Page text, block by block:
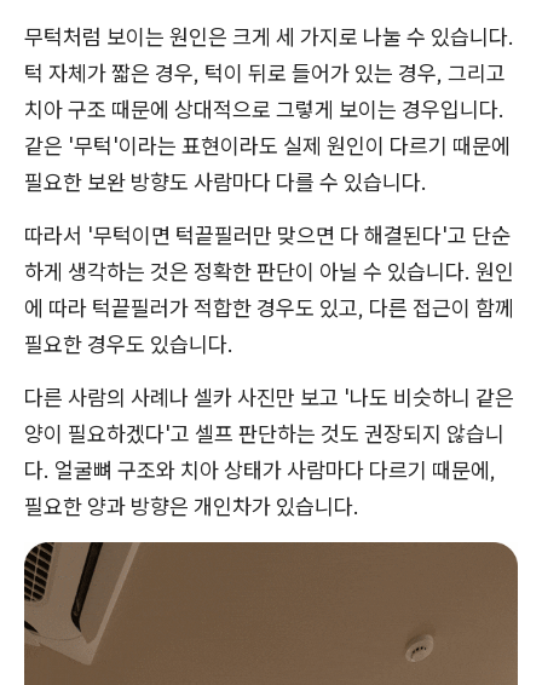
무턱처럼 보이는 원인은 크게 세 가지로 나눌 수 있습니다.
턱 자체가 짧은 경우, 턱이 뒤로 들어가 있는 경우, 그리고
치아 구조 때문에 상대적으로 그렇게 보이는 경우입니다.
같은 '무턱'이라는 표현이라도 실제 원인이 다르기 때문에
필요한 보완 방향도 사람마다 다를 수 있습니다.
따라서 '무턱이면 턱끝필러만 맞으면 다 해결된다'고 단순
하게 생각하는 것은 정확한 판단이 아닐 수 있습니다. 원인
에 따라 턱끝필러가 적합한 경우도 있고, 다른 접근이 함께
필요한 경우도 있습니다.
다른 사람의 사례나 셀카 사진만 보고 '나도 비슷하니 같은
양이 필요하겠다'고 셀프 판단하는 것도 권장되지 않습니
다. 얼굴뼈 구조와 치아 상태가 사람마다 다르기 때문에,
필요한 양과 방향은 개인차가 있습니다.